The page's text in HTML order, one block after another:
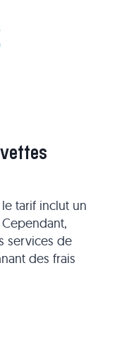
tarif inclut un
services de
des frais